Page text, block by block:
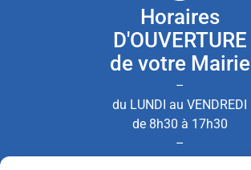
Horaires
D'OUVERTURE
de votre Mairie
–
du LUNDI au VENDREDI
de 8h30 à 17h30
–